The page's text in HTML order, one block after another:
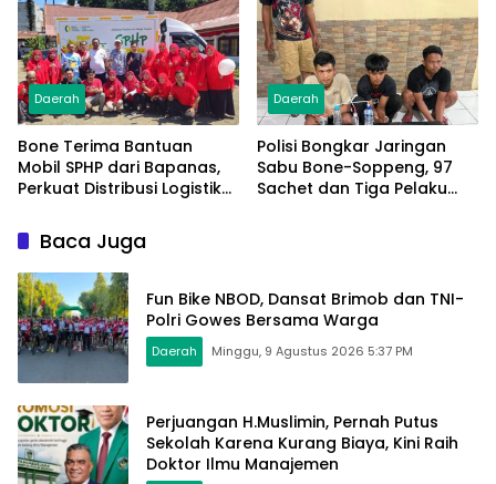
Daerah
Bone Terima Bantuan
Mobil SPHP dari Bapanas,
Perkuat Distribusi Logistik
Daerah
Polisi Bongkar Jaringan
Sabu Bone-Soppeng, 97
Sachet dan Tiga Pelaku
Baca Juga
Fun Bike NBOD, Dansat Brimob dan TNI-
Polri Gowes Bersama Warga
Daerah Minggu, 9 Agustus 2026 5:37 PM
Perjuangan H.Muslimin, Pernah Putus
Sekolah Karena Kurang Biaya, Kini Raih
Doktor Ilmu Manajemen